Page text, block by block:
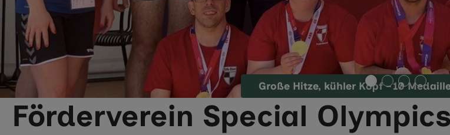
Große Hitze, kühler Kopf – 10
Förderverein Special